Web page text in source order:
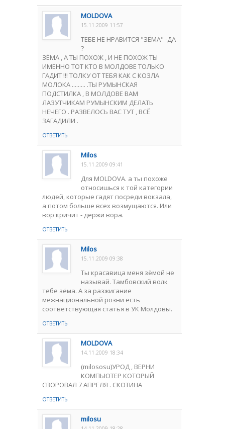
MOLDOVA
15.11.2009 11:57
ТЕБЕ НЕ НРАВИТСЯ "ЗЁМА" -ДА
?
ЗЁМА , А ТЫ ПОХОЖ , И НЕ ПОХОЖ ТЫ
ИМЕННО ТОТ КТО В МОЛДОВЕ ТОЛЬКО
ГАДИТ !!! ТОЛКУ ОТ ТЕБЯ КАК С КОЗЛА
МОЛОКА ......... .ТЫ РУМЫНСКАЯ
ПОДСТИЛКА , В МОЛДОВЕ ВАМ
ЛАЗУТЧИКАМ РУМЫНСКИМ ДЕЛАТЬ
НЕЧЕГО . РАЗВЕЛОСЬ ВАС ТУТ , ВСЁ
ЗАГАДИЛИ .
ОТВЕТИТЬ
Milos
15.11.2009 09:41
Для MOLDOVA. а ты похоже
относишься к той категории
людей, которые гадят посреди вокзала,
а потом больше всех возмущаются. Или
вор кричит - держи вора.
ОТВЕТИТЬ
Milos
15.11.2009 09:38
Ты красавица меня зёмой не
называй. Тамбовский волк
тебе зёма. А за разжигание
межнациональной розни есть
соответствующая статья в УК Молдовы.
ОТВЕТИТЬ
MOLDOVA
14.11.2009 18:34
(milososu)УРОД , ВЕРНИ
КОМПЬЮТЕР КОТОРЫЙ
СВОРОВАЛ 7 АПРЕЛЯ . СКОТИНА
ОТВЕТИТЬ
milosu